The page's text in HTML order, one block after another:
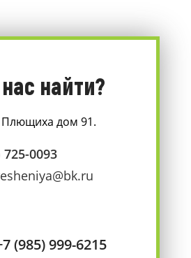
найти?
Плющиха дом 91.
725-0093
(985) 999-6215